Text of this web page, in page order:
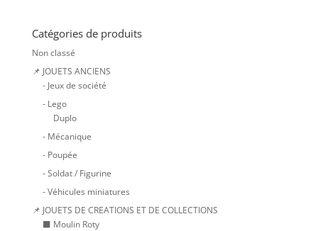
Catégories de produits
Non classé
📌 JOUETS ANCIENS
- Jeux de société
- Lego
Duplo
- Mécanique
- Poupée
- Soldat / Figurine
- Véhicules miniatures
📌 JOUETS DE CREATIONS ET DE COLLECTIONS
⬛ Moulin Roty